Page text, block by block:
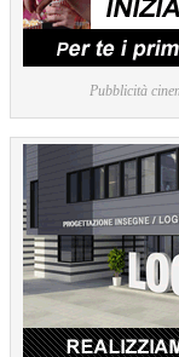
Pubblicità